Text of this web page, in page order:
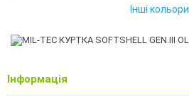
Інші кольори
Інформація